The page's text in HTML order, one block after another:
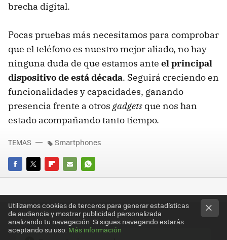
brecha digital.
Pocas pruebas más necesitamos para comprobar
que el teléfono es nuestro mejor aliado, no hay
ninguna duda de que estamos ante el principal
dispositivo de está década. Seguirá creciendo en
funcionalidades y capacidades, ganando
presencia frente a otros gadgets que nos han
estado acompañando tanto tiempo.
FACEBOOK
TWITTERFLIPBOARD
E-
WHATSAPP
TEMAS Smartphones
Utilizamos cookies de terceros para generar estadísticas
de audiencia y mostrar publicidad personalizada
analizando tu navegación. Si sigues navegando estarás
aceptando su uso. Más información